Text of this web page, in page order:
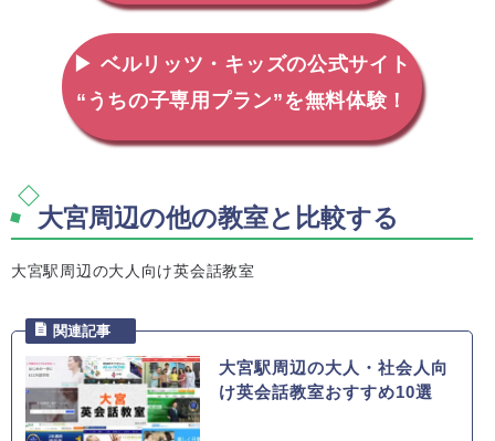
▶ ベルリッツ・キッズの公式サイト
“うちの子専用プラン”を無料体験！
大宮周辺の他の教室と比較する
大宮駅周辺の大人向け英会話教室
大宮駅周辺の大人・社会人向
け英会話教室おすすめ10選